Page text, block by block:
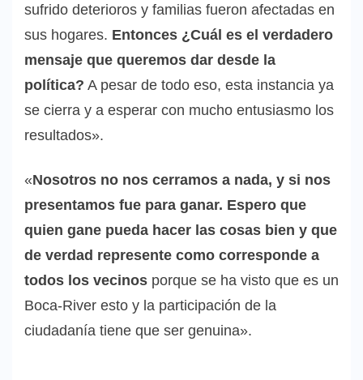
sufrido deterioros y familias fueron afectadas en
sus hogares. Entonces ¿Cuál es el verdadero
mensaje que queremos dar desde la
política? A pesar de todo eso, esta instancia ya
se cierra y a esperar con mucho entusiasmo los
resultados».
«Nosotros no nos cerramos a nada, y si nos
presentamos fue para ganar. Espero que
quien gane pueda hacer las cosas bien y que
de verdad represente como corresponde a
todos los vecinos porque se ha visto que es un
Boca-River esto y la participación de la
ciudadanía tiene que ser genuina».